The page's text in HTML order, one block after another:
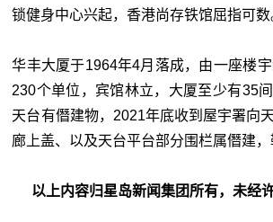
锁健身中心兴起，香港尚存铁馆屈指可数
华丰大厦于1964年4月落成，由一座楼
230个单位，宾馆林立，大厦至少有35
天台有僭建物，2021年底收到屋宇署向
廊上盖、以及天台平台部分围栏属僭建，
以上内容归星岛新闻集团所有，未经